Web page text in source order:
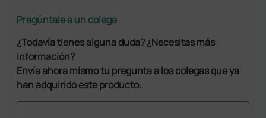
Pregúntale a un colega
¿Todavía tienes alguna duda? ¿Necesitas más
información?
Envía ahora mismo tu pregunta a los colegas que ya
han adquirido este producto.